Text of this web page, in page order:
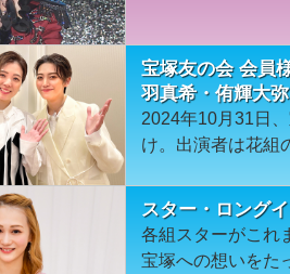
宝塚友の会 会員
羽真希・侑輝大
2024年10月31日
け。出演者は花組
スター・ロング
各組スターがこれ
宝塚への想いをた